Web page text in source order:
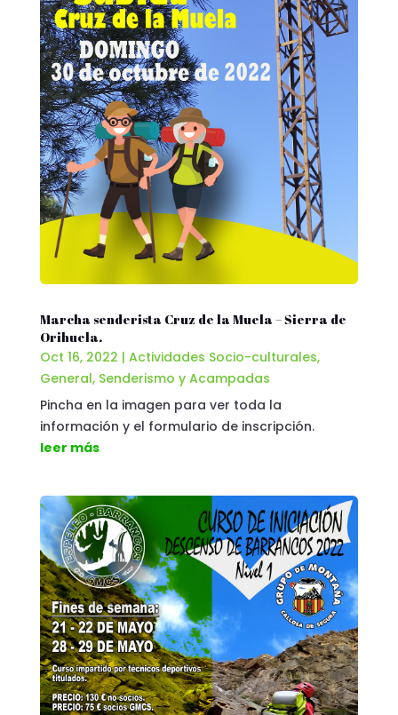
Marcha senderista Cruz de la Muela – Sierra de
Orihuela.
Oct 16, 2022 | Actividades Socio-culturales,
General, Senderismo y Acampadas
Pincha en la imagen para ver toda la
información y el formulario de inscripción.
leer más